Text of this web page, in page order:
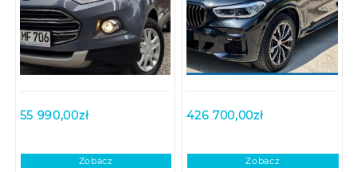
55 990,00zł
Zobacz
426 700,00zł
Zobacz